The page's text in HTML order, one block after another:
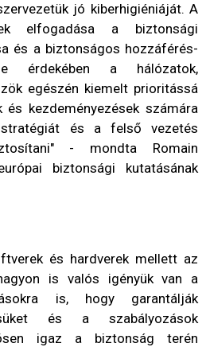
jó kiberhigiéniáját. A
elfogadása a biztonsági
és a biztonságos hozzáférés-
érdekében a hálózatok,
egészén kiemelt prioritássá
kezdeményezések számára
és a felső vezetés
- mondta Romain
biztonsági kutatásának
és hardverek mellett az
is valós igényük van a
is, hogy garantálják
és a szabályozások
igaz a biztonság terén